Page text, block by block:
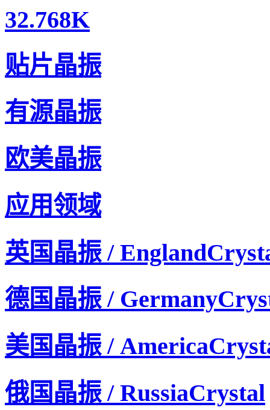
32.768K
贴片晶振
有源晶振
欧美晶振
应用领域
英国晶振 /
德国晶振 /
美国晶振 /
俄国晶振 / RussiaCrystal